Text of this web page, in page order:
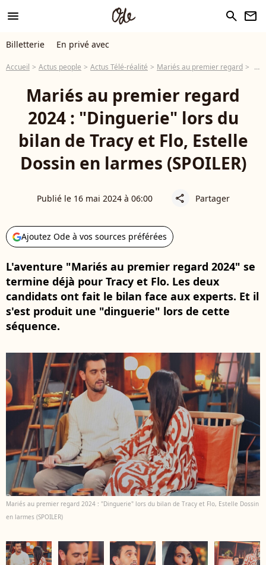
menu search newsletter
Billetterie En privé avec
Accueil Actus people Actus Télé-réalité Mariés au premier regard
Mariés au premier regard
2024 : "Dinguerie" lors du
bilan de Tracy et Flo, Estelle
Dossin en larmes (SPOILER)
Publié le 16 mai 2024 à 06:00 share Partager
Ajoutez Ode à vos sources préférées
L'aventure "Mariés au premier regard 2024" se
termine déjà pour Tracy et Flo. Les deux
candidats ont fait le bilan face aux experts. Et il
s'est produit une "dinguerie" lors de cette
séquence.
Mariés au premier regard 2024 : "Dinguerie" lors du bilan de Tracy et Flo, Estelle Dossin
en larmes (SPOILER)